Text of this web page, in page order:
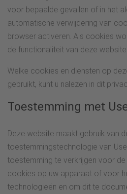
voor bepaalde gevallen of in het
automatische verwijdering van
browser activeren. Als cookies
de functionaliteit van deze
Welke cookies en diensten op
gebruikt, kunt u nalezen in dit
Toestemming met
Deze website maakt gebruik van
toestemmingstechnologie van
toestemming te verkrijgen voor
cookies op uw apparaat of voor
technologieën en om dit te